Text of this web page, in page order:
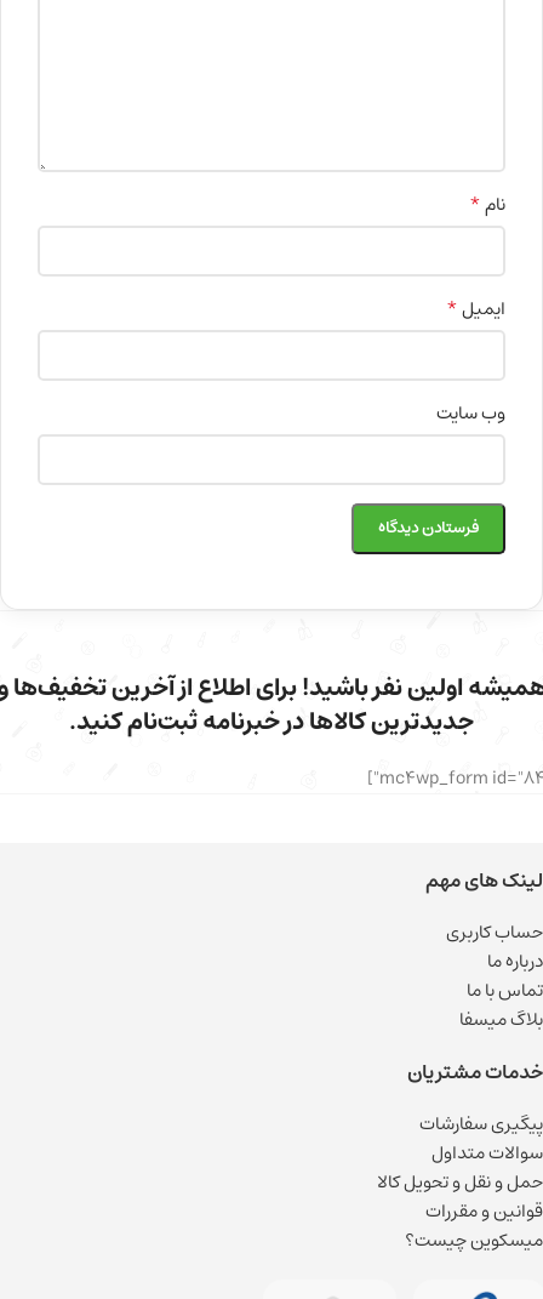
نام*
ایمیل*
وب‌ سایت
اولین نفر باشید! برای اطلاع از آخرین تخفیف‌ها
جدیدترین کالاها در خبرنامه ثبت‌نام کنید.
لینک های مهم
حساب کاربری
درباره ما
تماس با ما
بلاگ میسفا
خدمات مشتریان
پیگیری سفارشات
سوالات متداول
حمل و نقل و تحویل کالا
قوانین و مقررات
میسکوین چیست؟